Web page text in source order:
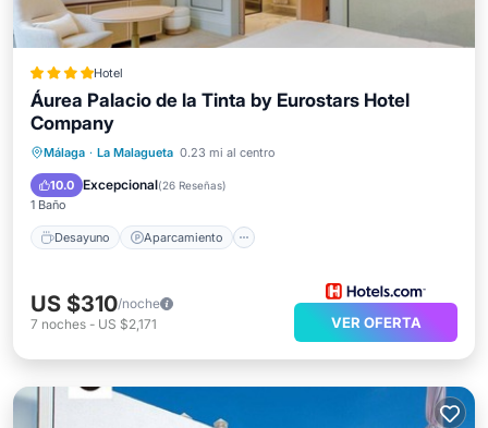
Hotel
Áurea Palacio de la Tinta by Eurostars Hotel
Company
Málaga · La Malagueta 0.23 mi al centro
10.0 Excepcional(26 Reseñas)
1 Baño
Desayuno Aparcamiento
Desayuno Aparcamiento
Spa
US $310/noche
7 noches - US $2,171 VER OFERTA